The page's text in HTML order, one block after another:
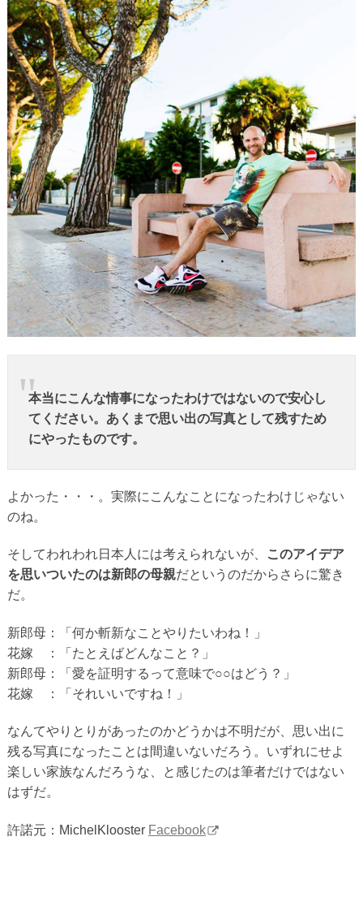
本当にこんな情事になったわけではないので安心し
てください。あくまで思い出の写真として残すため
にやったものです。
よかった・・・。実際にこんなことになったわけじゃない
のね。
そしてわれわれ日本人には考えられないが、
このアイデア
を思いついたのは新郎の母親だというのだからさらに驚き
だ。
新郎母：「何か斬新なことやりたいわね！」
花嫁 ：「たとえばどんなこと？」
新郎母：「愛を証明するって意味で○○はどう？」
花嫁 ：「それいいですね！」
なんてやりとりがあったのかどうかは不明だが、思い出に
残る写真になったことは間違いないだろう。いずれにせよ
楽しい家族なんだろうな、と感じたのは筆者だけではない
はずだ。
許諾元：MichelKlooster Facebook